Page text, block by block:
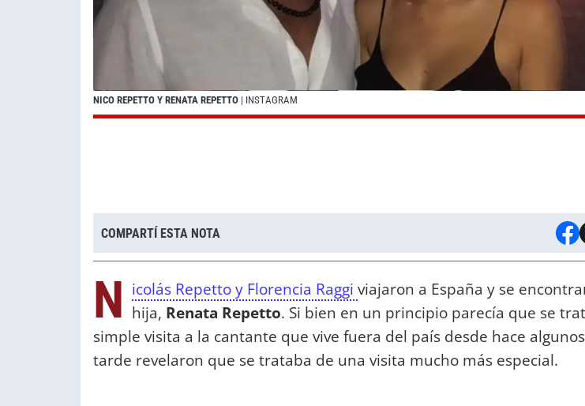
NICO REPETTO Y RENATA REPETTO | INSTAGRAM
COMPARTÍ ESTA NOTA
N icolás Repetto y Florencia Raggi viajaron a España y se
hija, Renata Repetto. Si bien en un principio parecía que se
simple visita a la cantante que vive fuera del país desde hace
tarde revelaron que se trataba de una visita mucho más especial.